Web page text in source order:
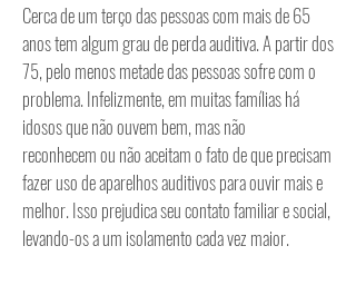
Cerca de um terço das pessoas com mais de 65
anos tem algum grau de perda auditiva. A partir dos
75, pelo menos metade das pessoas sofre com o
problema.Infelizmente, em muitas famílias há
idosos que não ouvem bem, mas não
reconhecem ou não aceitam o fato de que precisam
fazer uso de aparelhos auditivos para ouvir mais e
melhor. Isso prejudica seu contato familiar e social,
levando-os a um isolamento cada vez maior.